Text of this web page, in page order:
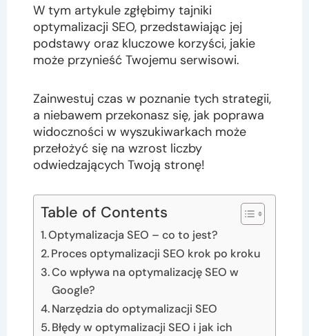
W tym artykule zgłębimy tajniki
optymalizacji SEO, przedstawiając jej
podstawy oraz kluczowe korzyści, jakie
może przynieść Twojemu serwisowi.
Zainwestuj czas w poznanie tych strategii,
a niebawem przekonasz się, jak poprawa
widoczności w wyszukiwarkach może
przełożyć się na wzrost liczby
odwiedzających Twoją stronę!
Table of Contents
Optymalizacja SEO – co to jest?
Proces optymalizacji SEO krok po kroku
Co wpływa na optymalizację SEO w
Google?
Narzędzia do optymalizacji SEO
Błędy w optymalizacji SEO i jak ich